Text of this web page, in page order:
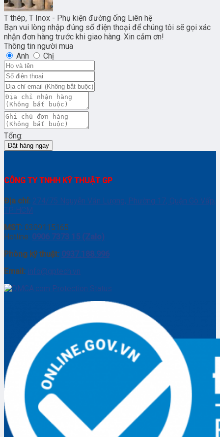
T thép, T Inox - Phụ kiện đường ống Liên hệ
Bạn vui lòng nhập đúng số điện thoại để chúng tôi sẽ gọi xác
nhận đơn hàng trước khi giao hàng. Xin cảm ơn!
Thông tin người mua
Anh
Chị
Tổng:
Đặt hàng ngay
CÔNG TY TNHH KỸ THUẬT GP
Địa chỉ: 274/75 Nguyễn Văn Lượng, Phường 17, Quận Gò Vấp,
TP. HCM
MST: 0309115165
Hotline: 0906 7373 15 (Zalo)
Phòng kỹ thuật: 0937.188.996
Email: info@gptech.vn